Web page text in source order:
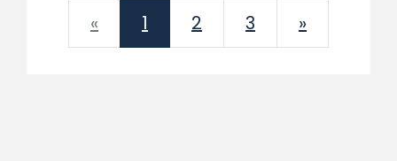
« Previous
1 2 3 »Next